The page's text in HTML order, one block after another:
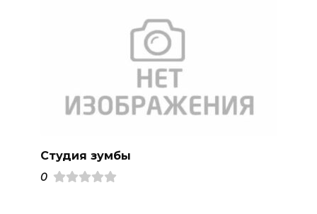
Студия зумбы
0